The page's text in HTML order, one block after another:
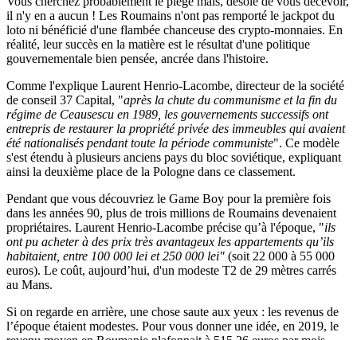
il n'y en a aucun ! Les Roumains n'ont pas remporté le jackpot du
loto ni bénéficié d'une flambée chanceuse des crypto-monnaies. En
réalité, leur succès en la matière est le résultat d'une politique
gouvernementale bien pensée, ancrée dans l'histoire.
Comme l'explique Laurent Henrio-Lacombe, directeur de la société
de conseil 37 Capital, "après la chute du communisme et la fin du
régime de Ceausescu en 1989, les gouvernements successifs ont
entrepris de restaurer la propriété privée des immeubles qui avaient
été nationalisés pendant toute la période communiste". Ce modèle
s'est étendu à plusieurs anciens pays du bloc soviétique, expliquant
ainsi la deuxième place de la Pologne dans ce classement.
Pendant que vous découvriez le Game Boy pour la première fois
dans les années 90, plus de trois millions de Roumains devenaient
propriétaires. Laurent Henrio-Lacombe précise qu’à l'époque, "ils
ont pu acheter à des prix très avantageux les appartements qu’ils
habitaient, entre 100 000 lei et 250 000 lei" (soit 22 000 à 55 000
euros). Le coût, aujourd’hui, d'un modeste T2 de 29 mètres carrés
au Mans.
Si on regarde en arrière, une chose saute aux yeux : les revenus de
l’époque étaient modestes. Pour vous donner une idée, en 2019, le